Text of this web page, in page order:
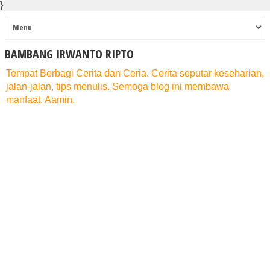
}
BAMBANG IRWANTO RIPTO
Tempat Berbagi Cerita dan Ceria. Cerita seputar keseharian,
jalan-jalan, tips menulis. Semoga blog ini membawa
manfaat. Aamin.